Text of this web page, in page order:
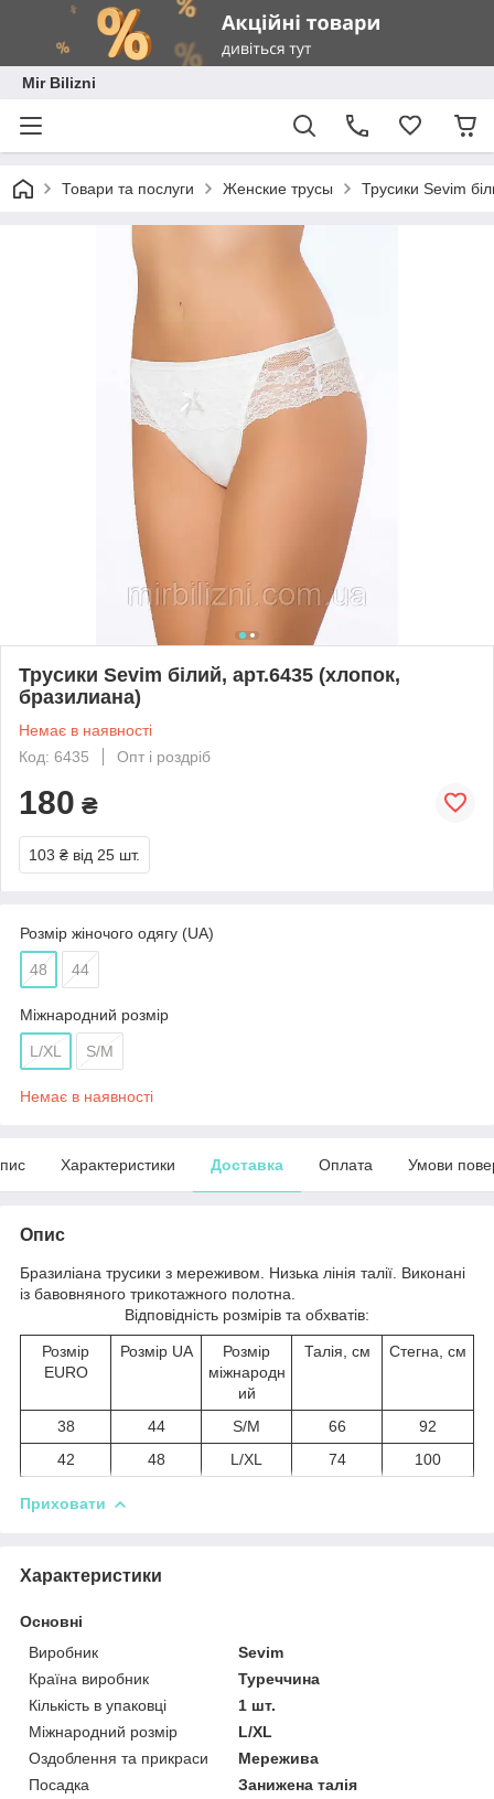
Mir Bilizni
Товари та послуги Женские трусы Трусики Sevim
Трусики Sevim білий, арт.6435 (хлопок,
бразилиана)
Немає в наявності
Код: 6435
Опт і роздріб
180 ₴
103 ₴ від 25 шт.
Розмір жіночого одягу (UA)
48 44
Міжнародний розмір
L/XL S/M
Немає в наявності
Характеристики Доставка Оплата Умови
Опис
Бразиліана трусики з мереживом. Низька лінія талії. Виконані
із бавовняного трикотажного полотна.
Відповідність розмірів та обхватів:
Розмір
EURO
Розмір UA
Розмір
міжнародн
ий
Талія, см Стегна, см
38 44 S/M 66
92
42
48 L/XL 74 100
Приховати
Характеристики
Основні
Виробник
Sevim
Країна виробник
Туреччина
Кількість в упаковці
1 шт.
Міжнародний розмір
L/XL
Оздоблення та прикраси
Мережива
Посадка
Занижена талія